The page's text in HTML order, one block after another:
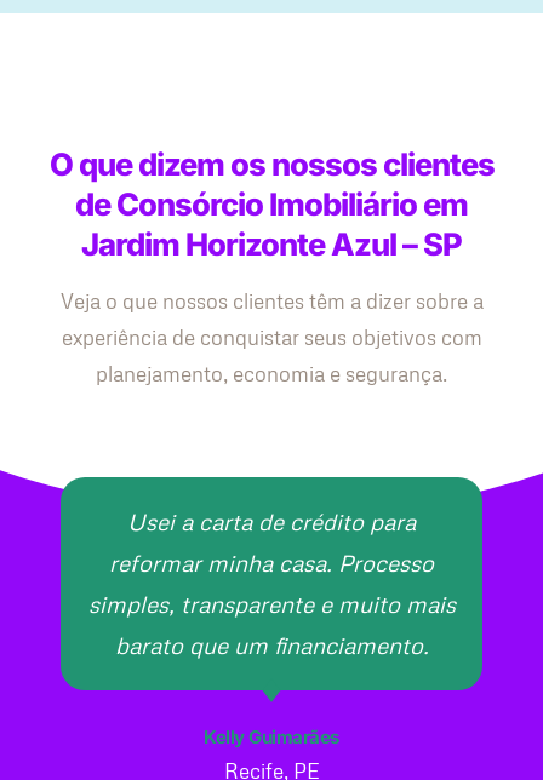
O que dizem os nossos clientes
de Consórcio Imobiliário em
Jardim Horizonte Azul – SP
Veja o que nossos clientes têm a dizer sobre a
experiência de conquistar seus objetivos com
planejamento, economia e segurança.
Usei a carta de crédito para
reformar minha casa. Processo
simples, transparente e muito mais
barato que um financiamento.
Kelly Guimarães
Recife, PE